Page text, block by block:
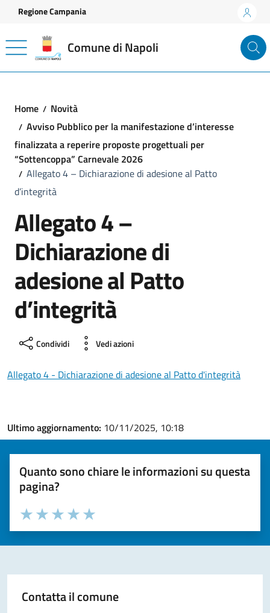
Vai ai contenuti
Vai al footer
Regione Campania
Comune di Napoli
Home
Novità
Avviso Pubblico per la manifestazione d’interesse
finalizzata a reperire proposte progettuali per
“Sottencoppa” Carnevale 2026
Allegato 4 – Dichiarazione di adesione al Patto
d’integrità
Allegato 4 –
Dichiarazione di
adesione al Patto
d’integrità
Condividi Vedi azioni
Allegato 4 - Dichiarazione di adesione al Patto d'integrità
Ultimo aggiornamento: 10/11/2025, 10:18
Quanto sono chiare le informazioni su questa
pagina?
Valuta la chiarezza delle informazioni (da 1 a 5 stelle)
Seleziona il numero di stelle per valutare la chiarezza delle
Valuta 5 stelle su 5
Valuta 4 stelle su 5
Valuta 3 stelle su 5
Valuta 2 stelle su 5
Valuta 1 stelle su 5
Contatta il comune